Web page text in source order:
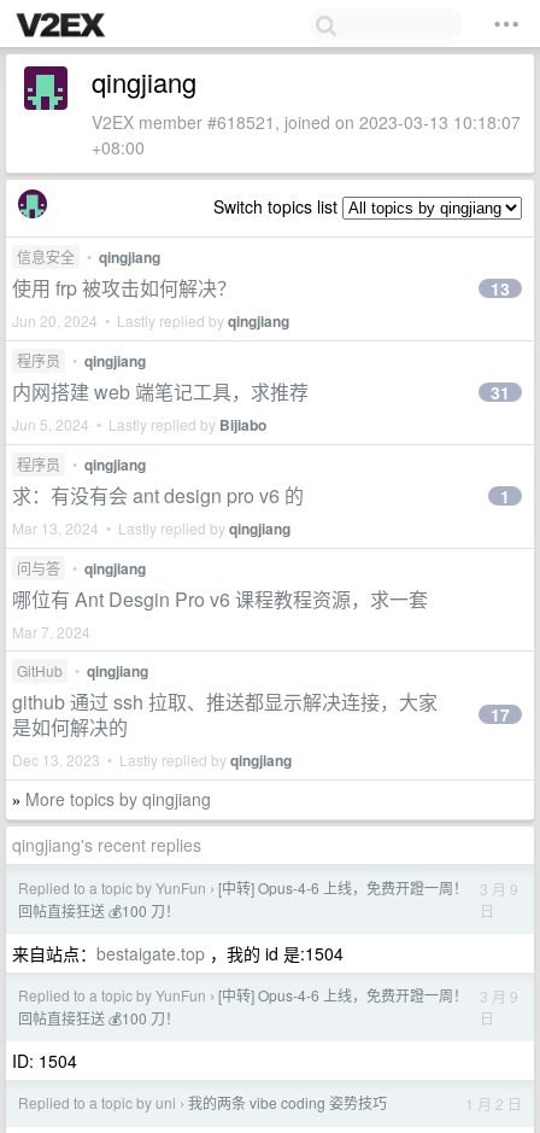
qingjiang
V2EX member #618521, joined on 2023-03-13 10:18:07
+08:00
Switch topics list
信息安全 • qingjiang
使用 frp 被攻击如何解决？
Jun 20, 2024 • Lastly replied byqingjiang
13
程序员 • qingjiang
内网搭建 web 端笔记工具，求推荐
Jun 5, 2024 • Lastly replied by Bijiabo
31
程序员 • qingjiang
求：有没有会 ant design pro v6 的
Mar 13, 2024 • Lastly replied byqingjiang
1
问与答 • qingjiang
哪位有 Ant Desgin Pro v6 课程教程资源，求一套
Mar 7, 2024
GitHub
• qingjiang
github 通过 ssh 拉取、推送都显示解决连接，大家
是如何解决的
Dec 13, 2023 • Lastly replied byqingjiang
17
» More topics by qingjiang
qingjiang's recent replies
Replied to a topic by YunFun › [中转] Opus-4-6 上线，免费开蹬一周！
回帖直接狂送 💰100 刀！
3 月 9
日
来自站点： bestaigate.top ，我的 id 是:1504
Replied to a topic by YunFun › [中转] Opus-4-6 上线，免费开蹬一周！
回帖直接狂送 💰100 刀！
3 月 9
日
ID: 1504
Replied to a topic by uni › 我的两条 vibe coding 姿势技巧 1 月 2 日